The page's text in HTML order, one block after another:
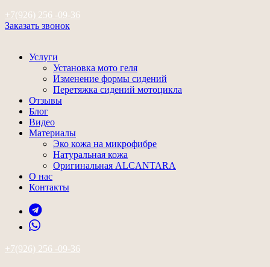
+7(926) 256 -09-36
Заказать звонок
Услуги
Установка мото геля
Изменение формы сидений
Перетяжка сидений мотоцикла
Отзывы
Блог
Видео
Материалы
Эко кожа на микрофибре
Натуральная кожа
Оригинальная ALCANTARA
О нас
Контакты
+7(926) 256 -09-36